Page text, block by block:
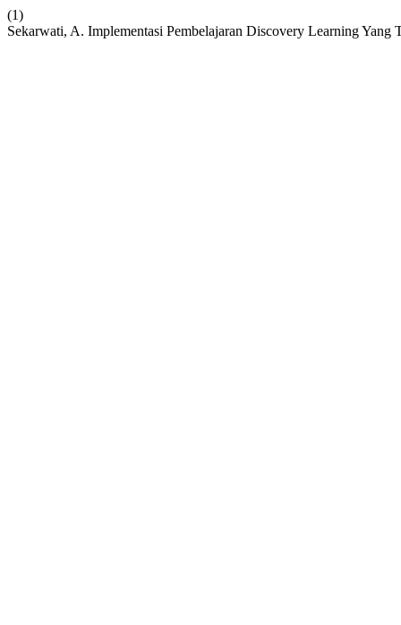
(1)
Sekarwati, A. Implementasi Pembelajaran Discovery Learning